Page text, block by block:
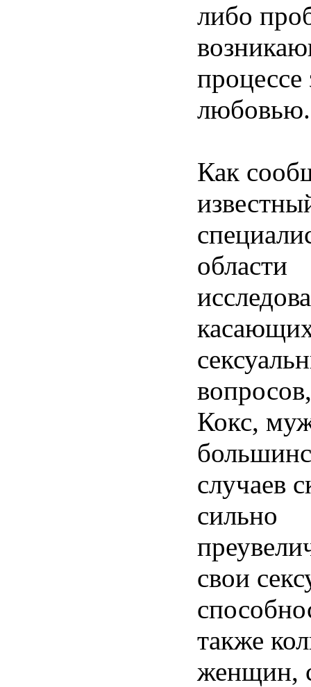
либо
процессе
любовью.
Как
области
Кокс,
случаев
сильно
свои
также
женщин,